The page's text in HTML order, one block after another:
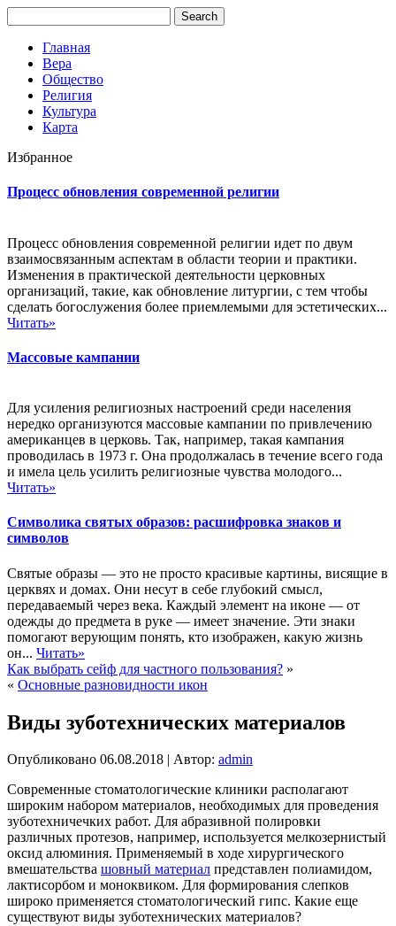
Главная
Вера
Общество
Религия
Культура
Карта
Избранное
Процесс обновления современной религии
Процесс обновления современной религии идет по двум
взаимосвязанным аспектам в области теории и практики.
Изменения в практической деятельности церковных
организаций, такие, как обновление литургии, с тем чтобы
сделать богослужения более приемлемыми для эстетических...
Читать»
Массовые кампании
Для усиления религиозных настроений среди населения
нередко организуются массовые кампании по привлечению
американцев в церковь. Так, например, такая кампания
проводилась в 1973 г. Она продолжалась в течение всего года
и имела цель усилить религиозные чувства молодого...
Читать»
Символика святых образов: расшифровка знаков и
символов
Святые образы — это не просто красивые картины, висящие в
церквях и домах. Они несут в себе глубокий смысл,
передаваемый через века. Каждый элемент на иконе — от
одежды до предмета в руке — имеет значение. Эти знаки
помогают верующим понять, кто изображен, какую жизнь
он... Читать»
Как выбрать сейф для частного пользования? »
« Основные разновидности икон
Виды зуботехнических материалов
Опубликовано 06.08.2018 | Автор: admin
Современные стоматологические клиники располагают
широким набором материалов, необходимых для проведения
зуботехничечких работ. Для абразивной полировки
различных протезов, например, используется мелкозернистый
оксид алюминия. Применяемый в ходе хирургического
вмешательства шовный материал представлен полиамидом,
лактисорбом и моноквиком. Для формирования слепков
широко применяется стоматологический гипс. Какие еще
существуют виды зуботехнических материалов?